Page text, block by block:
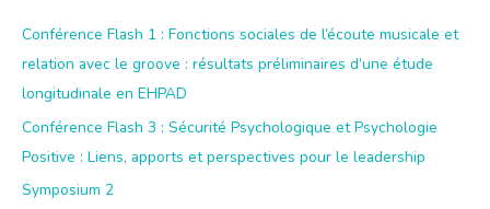
r
c
h
e
r
Conférence Flash 1 : Fonctions sociales de l’écoute musicale et
relation avec le groove : résultats préliminaires d’une étude
longitudinale en EHPAD
Conférence Flash 3 : Sécurité Psychologique et Psychologie
Positive : Liens, apports et perspectives pour le leadership
Symposium 2